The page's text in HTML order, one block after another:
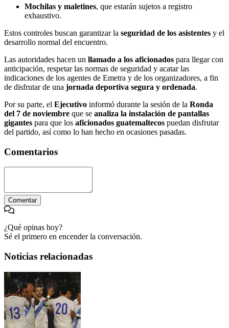
Mochilas y maletines, que estarán sujetos a registro
exhaustivo.
Estos controles buscan garantizar la seguridad de los asistentes y el
desarrollo normal del encuentro.
Las autoridades hacen un llamado a los aficionados para llegar con
anticipación, respetar las normas de seguridad y acatar las
indicaciones de los agentes de Emetra y de los organizadores, a fin
de disfrutar de una jornada deportiva segura y ordenada.
Por su parte, el Ejecutivo informó durante la sesión de la Ronda
del 7 de noviembre que se analiza la instalación de pantallas
gigantes para que los aficionados guatemaltecos puedan disfrutar
del partido, así como lo han hecho en ocasiones pasadas.
Comentarios
Comentar
¿Qué opinas hoy?
Sé el primero en encender la conversación.
Noticias relacionadas